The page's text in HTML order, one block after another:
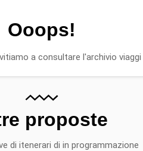
Ooops!
a consultare l'archivio
proposte
di itenerari di in programmazione